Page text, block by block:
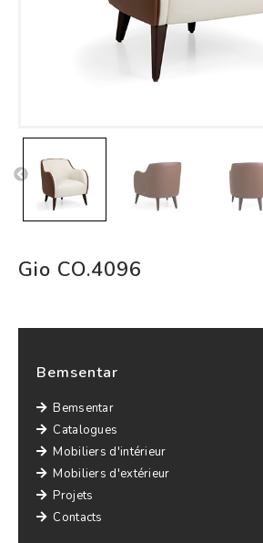
Gio CO.4096
Bemsentar
Bemsentar
Catalogues
Mobiliers d'intérieur
Mobiliers d'extérieur
Projets
Contacts